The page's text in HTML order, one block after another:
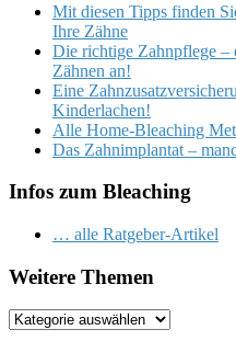
Mit diesen Tipps finden
Ihre Zähne
Die richtige Zahnpflege –
Zähnen an!
Eine
Kinderlachen!
Alle Home-Bleaching
Das Zahnimplantat –
Infos zum Bleaching
… alle Ratgeber-Artikel
Weitere Themen
Weitere